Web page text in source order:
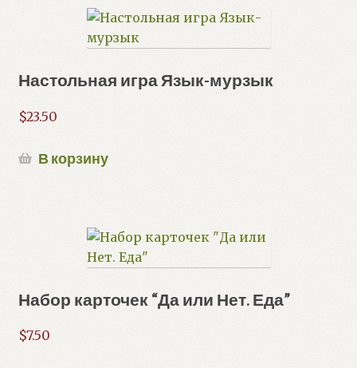
Настольная игра Язык-мурзык
$23.50
В корзину
Набор карточек “Да или Нет. Еда”
$7.50